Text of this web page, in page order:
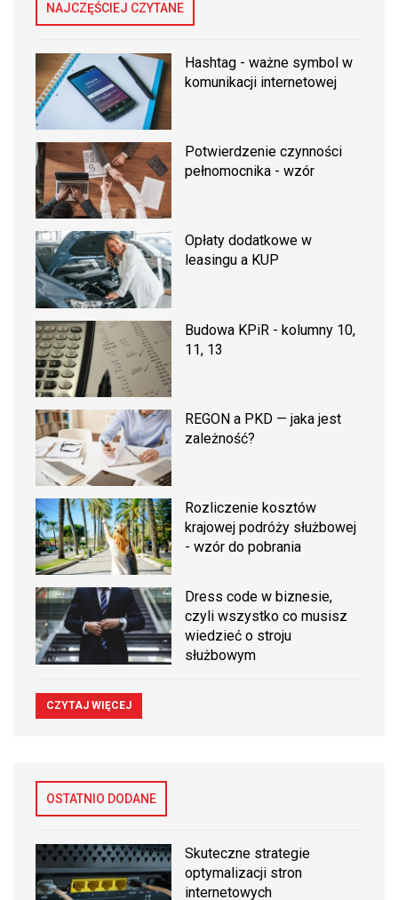
NAJCZĘŚCIEJ CZYTANE
Hashtag - ważne symbol w
komunikacji internetowej
Potwierdzenie czynności
pełnomocnika - wzór
Opłaty dodatkowe w
leasingu a KUP
Budowa KPiR - kolumny 10,
11, 13
REGON a PKD — jaka jest
zależność?
Rozliczenie kosztów
krajowej podróży służbowej
- wzór do pobrania
Dress code w biznesie,
czyli wszystko co musisz
wiedzieć o stroju
służbowym
CZYTAJ WIĘCEJ
OSTATNIO DODANE
Skuteczne strategie
optymalizacji stron
internetowych